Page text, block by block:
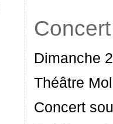
Dimanche
Théâtre
Concert